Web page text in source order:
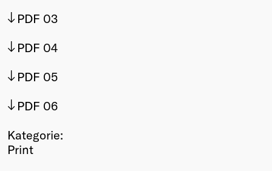
Winners
Past
PDF 03
PDF 04
PDF 05
PDF 06
Kategorie:
Print